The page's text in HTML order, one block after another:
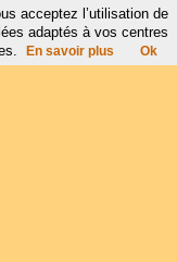
acceptez l’utilisation de
adaptés à vos centres
En savoir plus Ok